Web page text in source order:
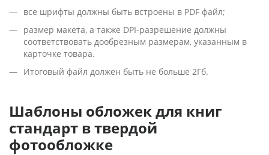
все шрифты должны быть встроены в PDF файл;
размер макета, а также DPI-разрешение должны
соответствовать дообрезным размерам, указанным в
карточке товара.
Итоговый файл должен быть не больше 2Гб.
Шаблоны обложек для книг
стандарт в твердой
фотообложке